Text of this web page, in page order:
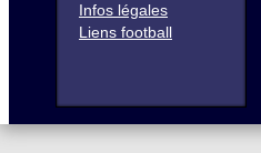
Infos légales
Liens football